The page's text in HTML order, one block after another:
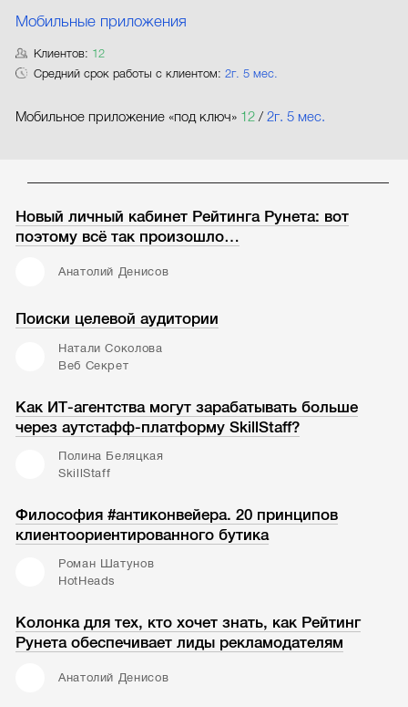
Мобильные приложения
Клиентов: 12
Средний срок работы с клиентом:2г. 5 мес.
Мобильное приложение «под ключ» 12 /2г. 5 мес.
Новый личный кабинет Рейтинга Рунета: вот
поэтому всё так произошло…
Анатолий Денисов
Поиски целевой аудитории
Натали Соколова
Веб Секрет
Как ИТ-агентства могут зарабатывать больше
через аутстафф-платформу SkillStaff?
Полина Беляцкая
SkillStaff
Философия #антиконвейера. 20 принципов
клиентоориентированного бутика
Роман Шатунов
HotHeads
Колонка для тех, кто хочет знать, как Рейтинг
Рунета обеспечивает лиды рекламодателям
Анатолий Денисов